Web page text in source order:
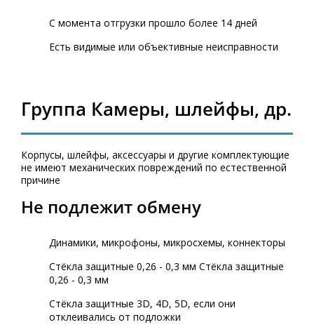
С момента отгрузки прошло более 14 дней
Есть видимые или объективные неисправности
Группа Камеры, шлейфы, др.
Корпусы, шлейфы, аксессуары и другие комплектующие
не имеют механических повреждений по естественной
причине
Не подлежит обмену
Динамики, микрофоны, микросхемы, коннекторы
Стёкла защитные 0,26 - 0,3 мм Стёкла защитные
0,26 - 0,3 мм
Стёкла защитные 3D, 4D, 5D, если они
отклеивались от подложки